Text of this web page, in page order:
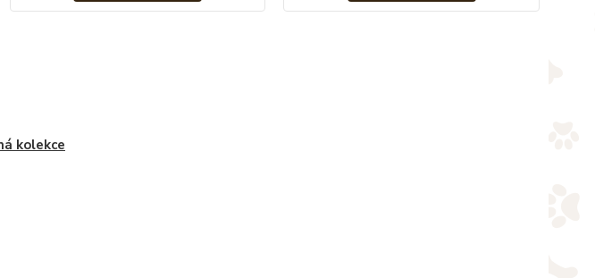
kolekce